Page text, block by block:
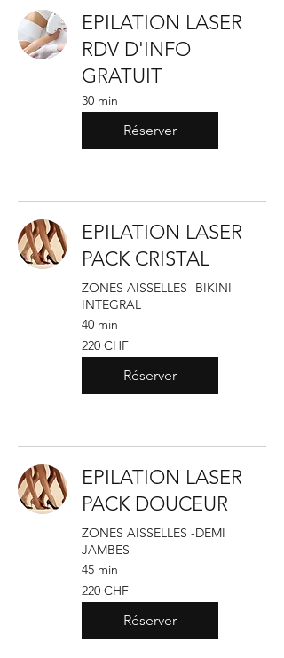
EPILATION LASER
RDV D'INFO
GRATUIT
30 min
Réserver
EPILATION LASER
PACK CRISTAL
ZONES AISSELLES -BIKINI
INTEGRAL
40 min
220
francs
suisses
220 CHF
Réserver
EPILATION LASER
PACK DOUCEUR
ZONES AISSELLES -DEMI
JAMBES
45 min
220
francs
suisses
220 CHF
Réserver